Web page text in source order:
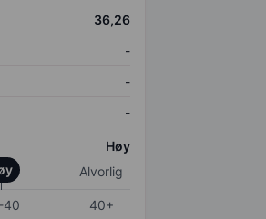
36,26
-
-
-
Høy
Alvorlig
40
40+